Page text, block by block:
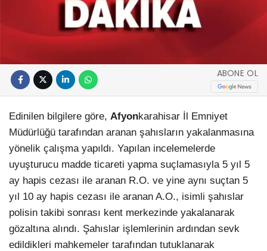
ABONE OL
Edinilen bilgilere göre, Afyonkarahisar İl Emniyet
Müdürlüğü tarafından aranan şahısların yakalanmasına
yönelik çalışma yapıldı. Yapılan incelemelerde
uyuşturucu madde ticareti yapma suçlamasıyla 5 yıl 5
ay hapis cezası ile aranan R.O. ve yine aynı suçtan 5
yıl 10 ay hapis cezası ile aranan A.O., isimli şahıslar
polisin takibi sonrası kent merkezinde yakalanarak
gözaltına alındı. Şahıslar işlemlerinin ardından sevk
edildikleri mahkemeler tarafından tutuklanarak